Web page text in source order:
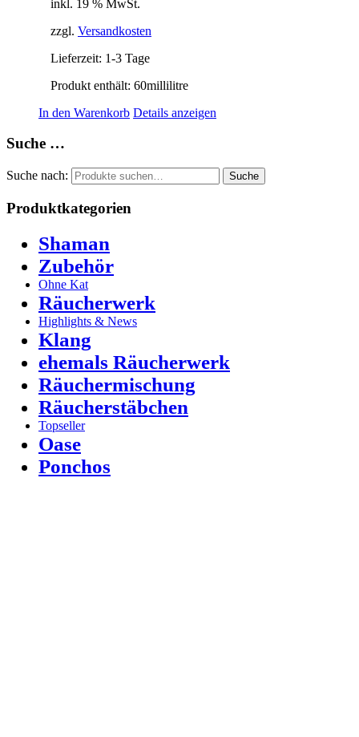
inkl. 19 % MwSt.
zzgl. Versandkosten
Lieferzeit: 1-3 Tage
Produkt enthält: 60millilitre
In den Warenkorb Details anzeigen
Suche …
Suche nach: Suche
Produktkategorien
Shaman
Zubehör
Ohne Kat
Räucherwerk
Highlights & News
Klang
ehemals Räucherwerk
Räuchermischung
Räucherstäbchen
Topseller
Oase
Ponchos